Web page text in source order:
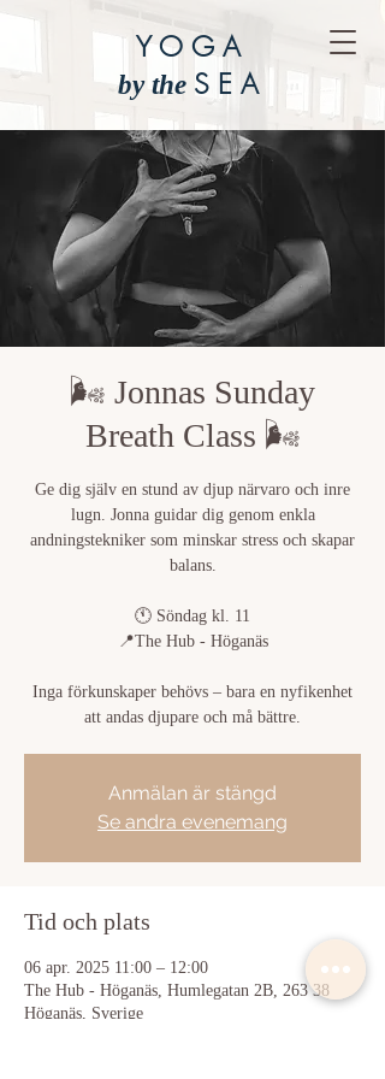
YOGA
by the SEA
🌬️ Jonnas Sunday
Breath Class 🌬️
Ge dig själv en stund av djup närvaro och inre
lugn. Jonna guidar dig genom enkla
andningstekniker som minskar stress och skapar
balans.
🕚 Söndag kl. 11
📍The Hub - Höganäs
Inga förkunskaper behövs – bara en nyfikenhet
att andas djupare och må bättre.
Anmälan är stängd
Se andra evenemang
Tid och plats
06 apr. 2025 11:00 – 12:00
The Hub - Höganäs, Humlegatan 2B, 263 38
Höganäs, Sverige